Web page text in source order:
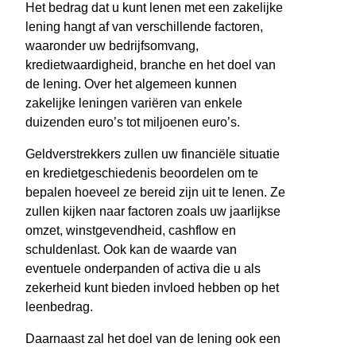
Het bedrag dat u kunt lenen met een zakelijke
lening hangt af van verschillende factoren,
waaronder uw bedrijfsomvang,
kredietwaardigheid, branche en het doel van
de lening. Over het algemeen kunnen
zakelijke leningen variëren van enkele
duizenden euro’s tot miljoenen euro’s.
Geldverstrekkers zullen uw financiële situatie
en kredietgeschiedenis beoordelen om te
bepalen hoeveel ze bereid zijn uit te lenen. Ze
zullen kijken naar factoren zoals uw jaarlijkse
omzet, winstgevendheid, cashflow en
schuldenlast. Ook kan de waarde van
eventuele onderpanden of activa die u als
zekerheid kunt bieden invloed hebben op het
leenbedrag.
Daarnaast zal het doel van de lening ook een